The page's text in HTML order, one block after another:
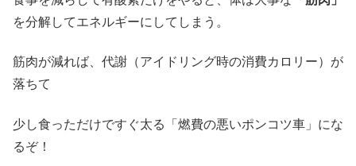
を分解してエネルギーにしてしまう。
筋肉が減れば、代謝（アイドリング時の消費カロリー）が
落ちて
少し食っただけですぐ太る「燃費の悪いポンコツ車」にな
るぞ！